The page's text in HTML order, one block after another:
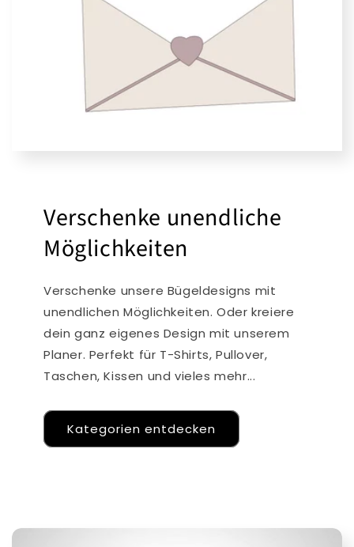
Verschenke unendliche
Möglichkeiten
Verschenke unsere Bügeldesigns mit
unendlichen Möglichkeiten. Oder kreiere
dein ganz eigenes Design mit unserem
Planer. Perfekt für T-Shirts, Pullover,
Taschen, Kissen und vieles mehr...
Kategorien entdecken